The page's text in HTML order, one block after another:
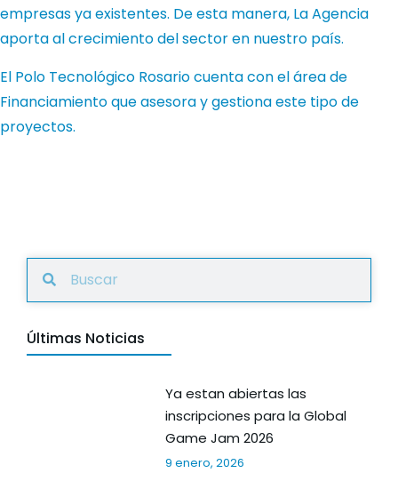
empresas ya existentes. De esta manera, La Agencia
aporta al crecimiento del sector en nuestro país.
El Polo Tecnológico Rosario cuenta con el área de
Financiamiento que asesora y gestiona este tipo de
proyectos.
Últimas Noticias
Ya estan abiertas las
inscripciones para la Global
Game Jam 2026
9 enero, 2026